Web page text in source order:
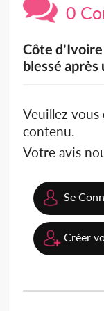
0
Côte
blessé après
Veuillez
contenu.
Votre avis
Se
Créer